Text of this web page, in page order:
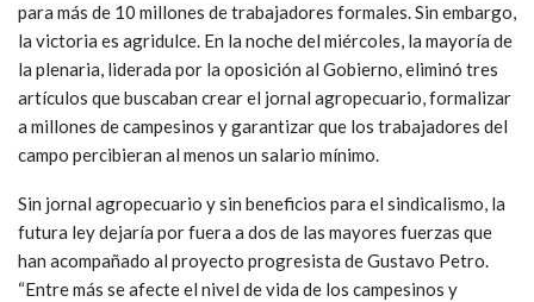
para más de 10 millones de trabajadores formales. Sin embargo,
la victoria es agridulce. En la noche del miércoles, la mayoría de
la plenaria, liderada por la oposición al Gobierno, eliminó tres
artículos que buscaban crear el jornal agropecuario, formalizar
a millones de campesinos y garantizar que los trabajadores del
campo percibieran al menos un salario mínimo.
Sin jornal agropecuario y sin beneficios para el sindicalismo, la
futura ley dejaría por fuera a dos de las mayores fuerzas que
han acompañado al proyecto progresista de Gustavo Petro.
“Entre más se afecte el nivel de vida de los campesinos y